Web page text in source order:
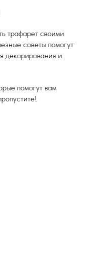
трафарет своими
советы помогут
декорирования и
помогут вам